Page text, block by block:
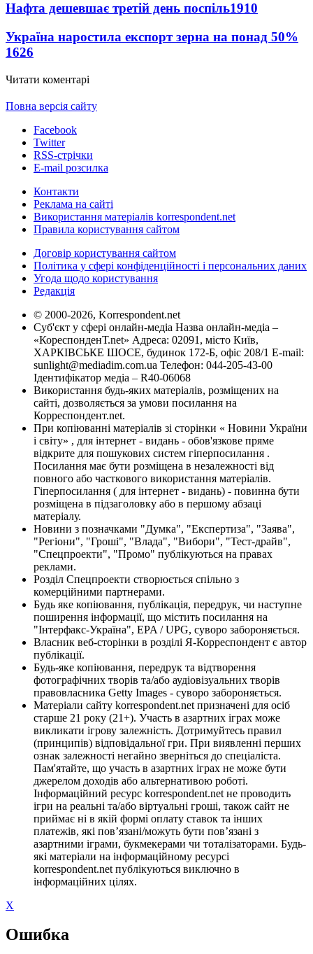
Нафта дешевшає третій день поспіль1910
Україна наростила експорт зерна на понад 50%
1626
Читати коментарі
Повна версія сайту
Facebook
Twitter
RSS-стрічки
E-mail розсилка
Контакти
Реклама на сайті
Використання матеріалів korrespondent.net
Правила користування сайтом
Договір користування сайтом
Політика у сфері конфіденційності і персональних даних
Угода щодо користування
Редакція
© 2000-2026, Korrespondent.net
Суб'єкт у сфері онлайн-медіа Назва онлайн-медіа –
«КореспонденТ.net» Адреса: 02091, місто Київ,
ХАРКІВСЬКЕ ШОСЕ, будинок 172-Б, офіс 208/1 E-mail:
sunlight@mediadim.com.ua Телефон: 044-205-43-00
Ідентифікатор медіа – R40-06068
Використання будь-яких матеріалів, розміщених на
сайті, дозволяється за умови посилання на
Корреспондент.net.
При копіюванні матеріалів зі сторінки « Новини України
і світу» , для інтернет - видань - обов'язкове пряме
відкрите для пошукових систем гіперпосилання .
Посилання має бути розміщена в незалежності від
повного або часткового використання матеріалів.
Гіперпосилання ( для інтернет - видань) - повинна бути
розміщена в підзаголовку або в першому абзаці
матеріалу.
Новини з позначками "Думка", "Експертиза", "Заява",
"Регіони", "Гроші", "Влада", "Вибори", "Тест-драйв",
"Спецпроекти", "Промо" публікуються на правах
реклами.
Розділ Спецпроекти створюється спільно з
комерційними партнерами.
Будь яке копіювання, публікація, передрук, чи наступне
поширення інформації, що містить посилання на
"Інтерфакс-Україна", EPA / UPG, суворо забороняється.
Власник веб-сторінки в розділі Я-Корреспондент є автор
публікації.
Будь-яке копіювання, передрук та відтворення
фотографічних творів та/або аудіовізуальних творів
правовласника Getty Images - суворо забороняється.
Матеріали сайту korrespondent.net призначені для осіб
старше 21 року (21+). Участь в азартних іграх може
викликати ігрову залежність. Дотримуйтесь правил
(принципів) відповідальної гри. При виявленні перших
ознак залежності негайно зверніться до спеціаліста.
Пам'ятайте, що участь в азартних іграх не може бути
джерелом доходів або альтернативою роботі.
Інформаційний ресурс korrespondent.net не проводить
ігри на реальні та/або віртуальні гроші, також сайт не
приймає ні в якій формі оплату ставок та інших
платежів, які пов’язані/можуть бути пов’язані з
азартними іграми, букмекерами чи тоталізаторами. Будь-
які матеріали на інформаційному ресурсі
korrespondent.net публікуються виключно в
інформаційних цілях.
X
Ошибка